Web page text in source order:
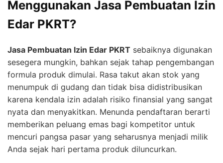
Menggunakan Jasa Pembuatan Izin
Edar PKRT?
Jasa Pembuatan Izin Edar PKRT sebaiknya digunakan
sesegera mungkin, bahkan sejak tahap pengembangan
formula produk dimulai. Rasa takut akan stok yang
menumpuk di gudang dan tidak bisa didistribusikan
karena kendala izin adalah risiko finansial yang sangat
nyata dan menyakitkan. Menunda pendaftaran berarti
memberikan peluang emas bagi kompetitor untuk
mencuri pangsa pasar yang seharusnya menjadi milik
Anda sejak hari pertama produk diluncurkan.